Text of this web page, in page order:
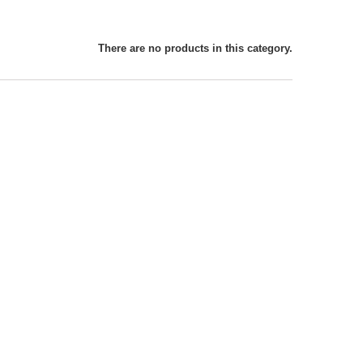
There are no products in this category.